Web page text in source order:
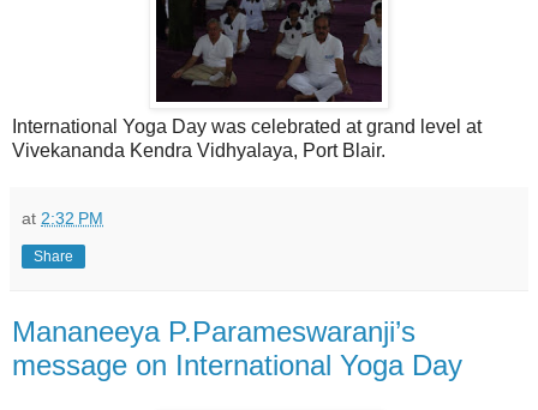
International Yoga Day was celebrated at grand level at
Vivekananda Kendra Vidhyalaya, Port Blair.
at 2:32 PM
Share
Mananeeya P.Parameswaranji’s
message on International Yoga Day